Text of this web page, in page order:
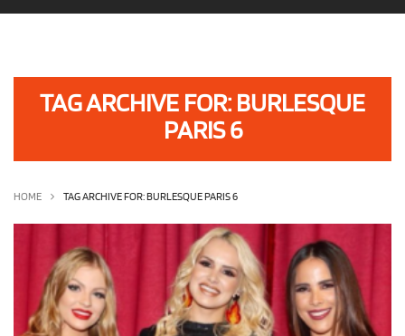
OLHA ISSO! EU QUERO!
TAG ARCHIVE FOR: BURLESQUE
PARIS 6
HOME TAG ARCHIVE FOR: BURLESQUE PARIS 6